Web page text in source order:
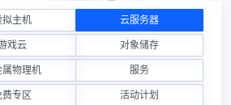
拟主机 云服务器
戏云 对象储存
属物理机 服务
费专区 活动计划